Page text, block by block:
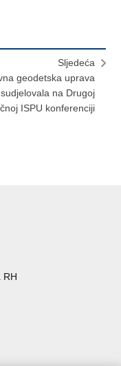
Sljedeća
geodetska uprava
sudjelovala na Drugoj
ISPU konferenciji
RH